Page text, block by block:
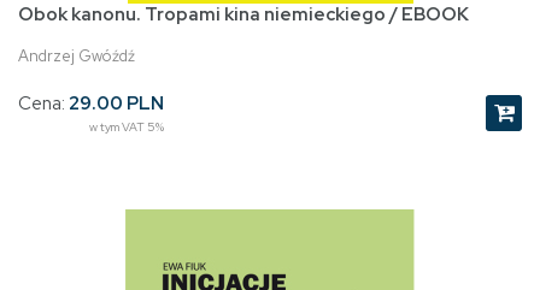
Obok kanonu. Tropami kina niemieckiego / EBOOK
Andrzej Gwóźdź
Cena: 29.00 PLN
w tym VAT 5%